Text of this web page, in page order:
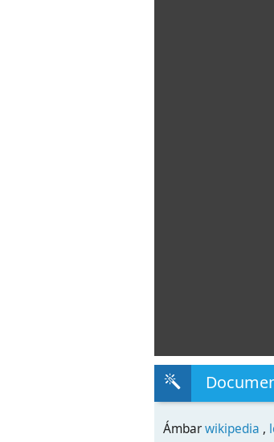
Ámbarwikipedia ,